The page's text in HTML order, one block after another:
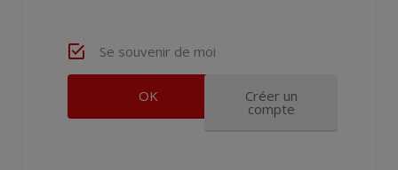
Se souvenir de moi
Créer un
compte